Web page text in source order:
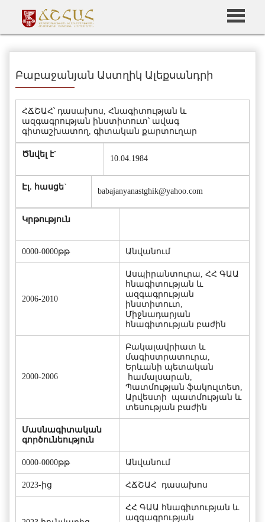
Բաբաջանյան Աստղիկ Ալեքսանդրի
ՀՃՇԱՀ՝ դասախոս, Հնագիտության և
ազգագրության ինստիտուտ՝ ավագ
գիտաշխատող, գիտական քարտուղար
Ծնվել է` 10.04.1984
Էլ. հասցե` babajanyanastghik@yahoo.com
Կրթություն
0000-0000թթ Անվանում
2006-2010
Ասպիրանտուրա, ՀՀ ԳԱԱ
հնագիտության և
ազգագրության
ինստիտուտ,
Միջնադարյան
հնագիտության բաժին
2000-2006
Բակալավրիատ և
մագիստրատուրա,
Երևանի պետական
համալսարան,
Պատմության ֆակուլտետ,
Արվեստի պատմության և
տեսության բաժին
Մասնագիտական
գործունեություն
0000-0000թթ Անվանում
2023-ից ՀՃՇԱՀ դասախոս
ՀՀ ԳԱԱ հնագիտության և
ազգագրության